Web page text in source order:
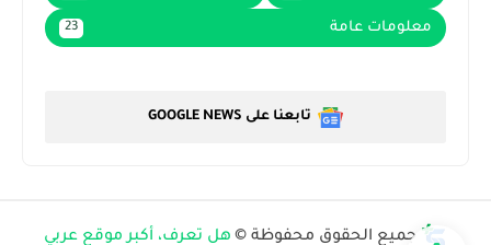
معلومات عامة 23
تابعنا على GOOGLE NEWS
جميع الحقوق محفوظة © هل تعرف، أكبر موقع عربي